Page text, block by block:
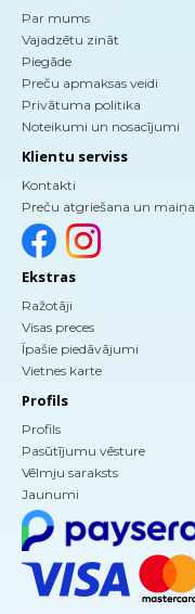
Par mums
Vajadzētu zināt
Piegāde
Preču apmaksas veidi
Privātuma politika
Noteikumi un nosacījumi
Klientu serviss
Kontakti
Preču atgriešana un maiņa
Ekstras
Ražotāji
Visas preces
Īpašie piedāvājumi
Vietnes karte
Profils
Profils
Pasūtījumu vēsture
Vēlmju saraksts
Jaunumi